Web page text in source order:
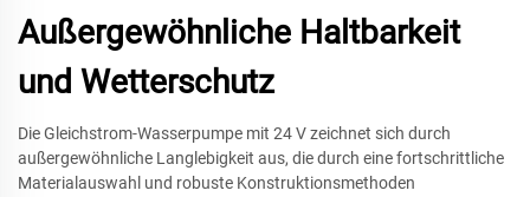
Außergewöhnliche Haltbarkeit
und Wetterschutz
Die Gleichstrom-Wasserpumpe mit 24 V zeichnet sich durch
außergewöhnliche Langlebigkeit aus, die durch eine fortschrittliche
Materialauswahl und robuste Konstruktionsmethoden